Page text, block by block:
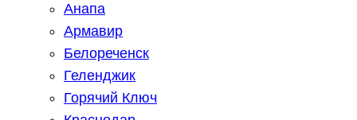
Анапа
Армавир
Белореченск
Геленджик
Горячий Ключ